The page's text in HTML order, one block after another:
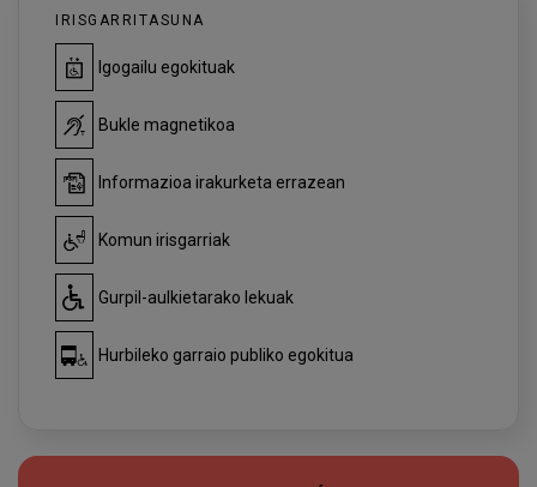
IRISGARRITASUNA
Igogailu egokituak
Bukle magnetikoa
Informazioa irakurketa errazean
Komun irisgarriak
Gurpil-aulkietarako lekuak
Hurbileko garraio publiko egokitua